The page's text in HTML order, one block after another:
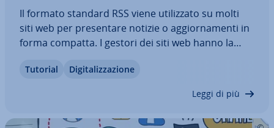
Il formato standard RSS viene uti­liz­za­to su molti
siti web per pre­sen­ta­re notizie o ag­gior­na­men­ti in
forma compatta. I gestori dei siti web hanno la
informati riguardo a nuovi contenuti senza dover
Tutorial Di­gi­ta­liz­za­zio­ne
Leggi di più